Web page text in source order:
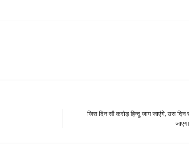
जिस दिन सौ करोड़ हिन्दू जाग जाएंगे, उस दिन